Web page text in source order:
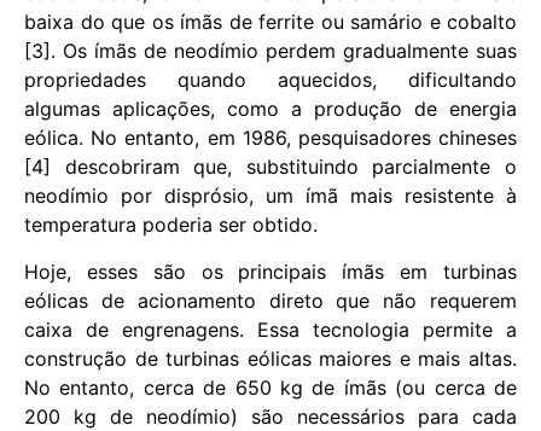
baixa do que os ímãs de ferrite ou samário e cobalto
[3]. Os ímãs de neodímio perdem gradualmente suas
propriedades quando aquecidos, dificultando
algumas aplicações, como a produção de energia
eólica. No entanto, em 1986, pesquisadores chineses
[4] descobriram que, substituindo parcialmente o
neodímio por disprósio, um ímã mais resistente à
temperatura poderia ser obtido.
Hoje, esses são os principais ímãs em turbinas
eólicas de acionamento direto que não requerem
caixa de engrenagens. Essa tecnologia permite a
construção de turbinas eólicas maiores e mais altas.
No entanto, cerca de 650 kg de ímãs (ou cerca de
200 kg de neodímio) são necessários para cada